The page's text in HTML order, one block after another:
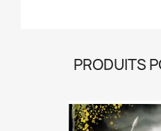
PRODUITS